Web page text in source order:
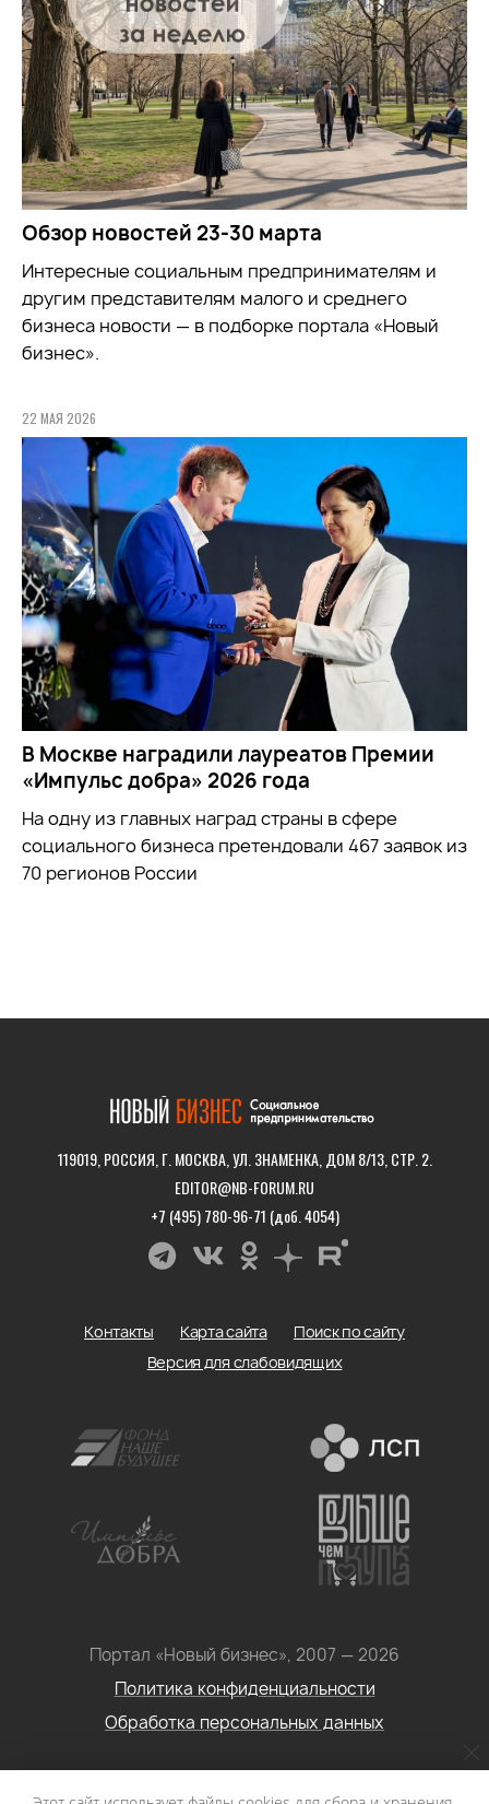
Обзор новостей 23-30 марта
Интересные социальным предпринимателям и
другим представителям малого и среднего
бизнеса новости — в подборке портала «Новый
бизнес».
22 МАЯ 2026
В Москве наградили лауреатов Премии
«Импульс добра» 2026 года
На одну из главных наград страны в сфере
социального бизнеса претендовали 467 заявок из
70 регионов России
119019, РОССИЯ, Г. МОСКВА, УЛ. ЗНАМЕНКА, ДОМ 8/13, СТР. 2.
EDITOR@NB-FORUM.RU
+7 (495) 780-96-71 (доб. 4054)
Портал «Новый бизнес», 2007 — 2026
Политика конфиденциальности
Обработка персональных данных
Контакты Карта сайта
Поиск по сайту
Версия для слабовидящих
Условия использования информации с сайта: Материалы